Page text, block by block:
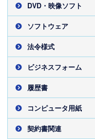
DVD・映像ソフト
ソフトウェア
法令様式
ビジネスフォーム
履歴書
コンピュータ用紙
契約書関連